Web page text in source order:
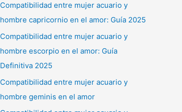
Compatibilidad entre mujer acuario y
hombre capricornio en el amor: Guía 2025
Compatibilidad entre mujer acuario y
hombre escorpio en el amor: Guía
Definitiva 2025
Compatibilidad entre mujer acuario y
hombre geminis en el amor